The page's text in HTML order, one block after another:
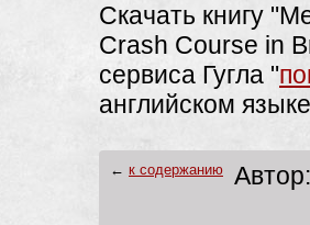
Скачать книгу
Crash Course in
сервиса Гугла "
английском
← к содержанию Автор: